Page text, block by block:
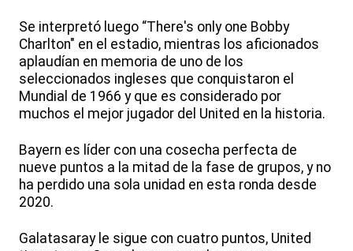
Se interpretó luego “There's only one Bobby
Charlton" en el estadio, mientras los aficionados
aplaudían en memoria de uno de los
seleccionados ingleses que conquistaron el
Mundial de 1966 y que es considerado por
muchos el mejor jugador del United en la historia.
Bayern es líder con una cosecha perfecta de
nueve puntos a la mitad de la fase de grupos, y no
ha perdido una sola unidad en esta ronda desde
2020.
Galatasaray le sigue con cuatro puntos, United